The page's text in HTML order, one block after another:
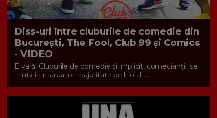
Diss-uri între cluburile de comedie din
București, The Fool, Club 99 și Comics
- VIDEO
E vară. Cluburile de comedie și implicit, comedianții, se
mută în marea lor majoritate pe litoral. ...